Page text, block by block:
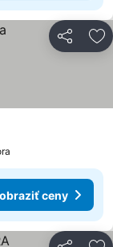
Zdieľať
ceny